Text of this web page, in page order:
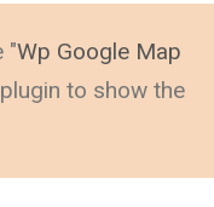
"Wp Google Map
to show the